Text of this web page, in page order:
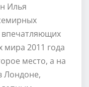
Илья
впечатляющих
мира 2011 года
место, а на
Лондоне,